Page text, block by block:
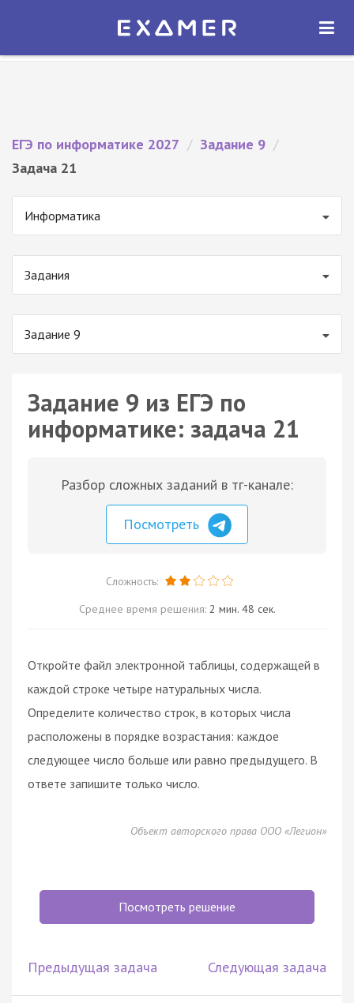
Экзамер — ЕГЭ 2027
ОТКРЫТЬ
ЕГЭ по информатике 2027 / Задание 9 /
Задача 21
Информатика
Задания
Задание 9
Задание 9 из ЕГЭ по
информатике: задача 21
Разбор сложных заданий в тг-канале:
Посмотреть
Сложность:
Среднее время решения: 2 мин. 48 сек.
Откройте файл электронной таблицы, содержащей в
каждой строке четыре натуральных числа.
Определите количество строк, в которых числа
расположены в порядке возрастания: каждое
следующее число больше или равно предыдущего. В
ответе запишите только число.
Объект авторского права ООО «Легион»
Посмотреть решение
Предыдущая задача Следующая задача